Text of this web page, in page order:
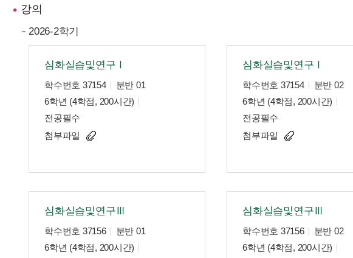
강의
2026-2학기
심화실습및연구Ⅰ
학수번호 37154
분반 01
6학년 (4학점, 200시간)
전공필수
첨부파일
심화실습및연구Ⅰ
학수번호 37154
분반 02
6학년 (4학점, 200시간)
전공필수
첨부파일
심화실습및연구Ⅲ
학수번호 37156
분반 01
6학년 (4학점, 200시간)
심화실습및연구Ⅲ
학수번호 37156
분반 02
6학년 (4학점, 200시간)